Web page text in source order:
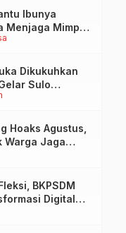
Ibunya
Menjaga Mimpi
Cita-Cita
Dikukuhkan
Sulo
Hoaks Agustus,
Warga Jaga
BKPSDM
Digital